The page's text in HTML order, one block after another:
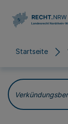
Startseite